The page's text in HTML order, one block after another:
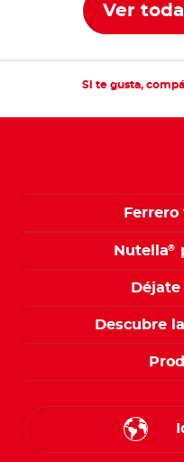
Ver
Si te gusta,
Nutella®
Descubre